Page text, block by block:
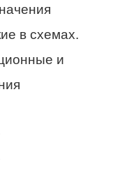
в схемах.
и